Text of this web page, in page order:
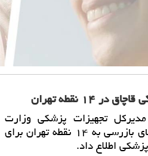
۱۴ نقطه تهران
تجهیزات پزشكی وزارت
بهداشت، از اعزام تیم های بازرسی به ۱۴ نقطه تهران برای
اطلاع داد.